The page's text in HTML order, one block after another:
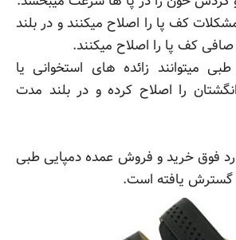
کف پا را اصلاح میکنند و در بلند
کف پا را اصلاح میکنند.
میتوانند زائده های استخوانی یا
را اصلاح کرده و در بلند مدت
فوق خرید و فروش عمده دمپایی طبی
گسترش یافته است.